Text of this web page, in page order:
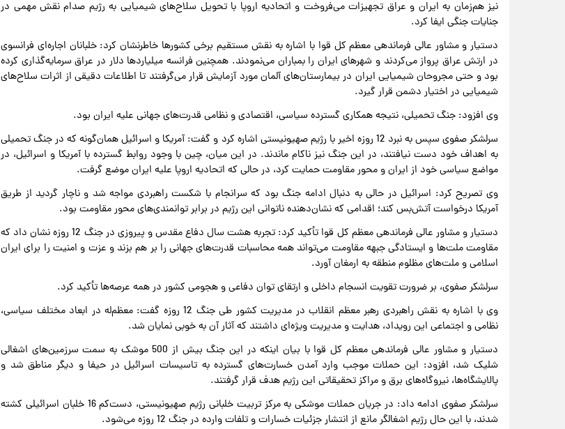
نیز هم‌زمان به ایران و عراق تجهیزات می‌فروخت و اتحادیه اروپا با تحویل سلاح‌های شیمیایی به رژیم صدام نقش مهمی در
جنایات جنگی ایفا کرد.
دستیار و مشاور عالی فرماندهی معظم کل قوا با اشاره به نقش مستقیم برخی کشورها خاطرنشان کرد: خلبانان اجاره‌ای فرانسوی
در ارتش عراق پرواز می‌کردند و شهرهای ایران را بمباران می‌نمودند. همچنین فرانسه میلیاردها دلار در عراق سرمایه‌گذاری کرده
بود و حتی مجروحان شیمیایی ایران در بیمارستان‌های آلمان مورد آزمایش قرار می‌گرفتند تا اطلاعات دقیقی از اثرات سلاح‌های
شیمیایی در اختیار دشمن قرار گیرد.
وی افزود: جنگ تحمیلی، نتیجه همکاری گسترده سیاسی، اقتصادی و نظامی قدرت‌های جهانی علیه ایران بود.
سرلشکر صفوی سپس به نبرد 12 روزه اخیر با رژیم صهیونیستی اشاره کرد و گفت: آمریکا و اسرائیل همان‌گونه که در جنگ تحمیلی
به اهداف خود دست نیافتند، در این جنگ نیز ناکام ماندند. در این میان، چین با وجود روابط گسترده با آمریکا و اسرائیل، در
مواضع سیاسی خود از ایران و محور مقاومت حمایت کرد، در حالی که اتحادیه اروپا علیه ایران موضع گرفت.
وی تصریح کرد: اسرائیل در حالی به دنبال ادامه جنگ بود که سرانجام با شکست راهبردی مواجه شد و ناچار گردید از طریق
آمریکا درخواست آتش‌بس کند؛ اقدامی که نشان‌دهنده ناتوانی این رژیم در برابر توانمندی‌های محور مقاومت بود.
دستیار و مشاور عالی فرماندهی معظم کل قوا تأکید کرد: تجربه هشت سال دفاع مقدس و پیروزی در جنگ 12 روزه نشان داد که
مقاومت ملت‌ها و ایستادگی جبهه مقاومت می‌تواند همه محاسبات قدرت‌های جهانی را بر هم بزند و عزت و امنیت را برای ایران
اسلامی و ملت‌های مظلوم منطقه به ارمغان آورد.
سرلشکر صفوی، بر ضرورت تقویت انسجام داخلی و ارتقای توان دفاعی و هجومی کشور در همه عرصه‌ها تأکید کرد.
وی با اشاره به نقش راهبردی رهبر معظم انقلاب در مدیریت کشور طی جنگ 12 روزه گفت: معظم‌له در ابعاد مختلف سیاسی،
نظامی و اجتماعی این رویداد، هدایت و مدیریت ویژه‌ای داشتند که آثار آن به خوبی نمایان شد.
دستیار و مشاور عالی فرماندهی معظم کل قوا با بیان اینکه در این جنگ بیش از 500 موشک به سمت سرزمین‌های اشغالی
شلیک شد، افزود: این حملات موجب وارد آمدن خسارت‌های گسترده به تاسیسات اسرائیل در حیفا و دیگر مناطق شد و
پالایشگاه‌ها، نیروگاه‌های برق و مراکز تحقیقاتی این رژیم هدف قرار گرفتند.
سرلشکر صفوی ادامه داد: در جریان حملات موشکی به مرکز تربیت خلبانی رژیم صهیونیستی، دست‌کم 16 خلبان اسرائیلی کشته
شدند، با این حال رژیم اشغالگر مانع از انتشار جزئیات خسارات و تلفات وارده در جنگ 12 روزه می‌شود.